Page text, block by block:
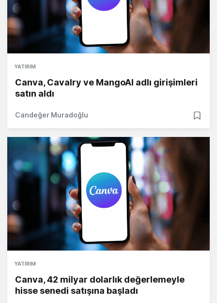
YATIRIM
Canva, Cavalry ve MangoAI adlı girişimleri
satın aldı
Candeğer Muradoğlu
YATIRIM
Canva, 42 milyar dolarlık değerlemeyle
hisse senedi satışına başladı